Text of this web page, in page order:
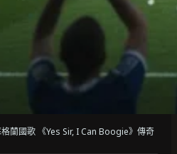
蘭國歌 《Yes Sir, I Can Boogie》傳奇